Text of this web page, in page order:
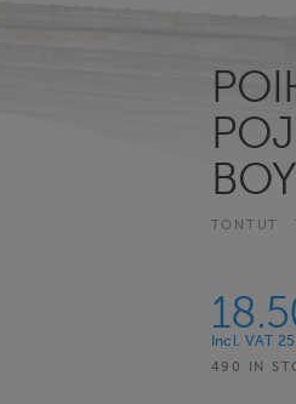
TONTUT
Incl. VAT
490 IN